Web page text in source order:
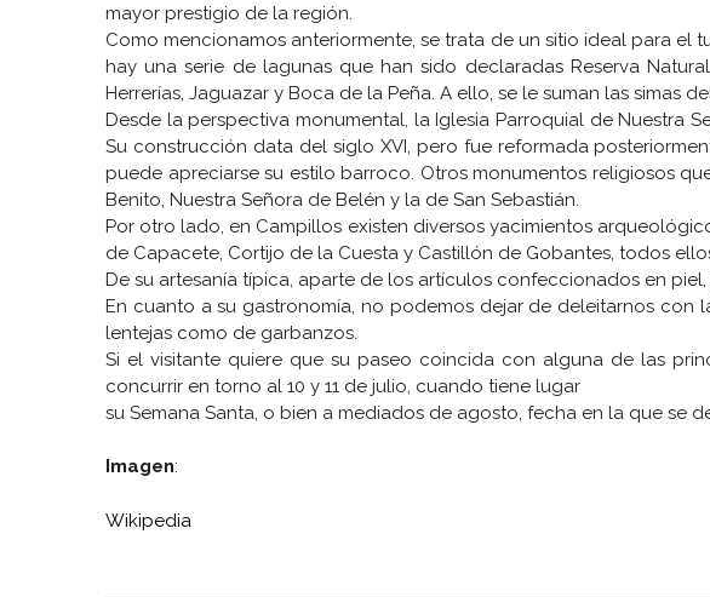
mayor prestigio de la región.
Como mencionamos anteriormente, se trata de un sitio ideal para el
hay una serie de lagunas que han sido declaradas Reserva
Herrerías, Jaguazar y Boca de la Peña. A ello, se le suman las simas
Desde la perspectiva monumental, la Iglesia Parroquial de Nuestra
Su construcción data del siglo XVI, pero fue reformada
puede apreciarse su estilo barroco. Otros monumentos religiosos
Benito, Nuestra Señora de Belén y la de San Sebastián.
Por otro lado, en Campillos existen diversos yacimientos
de Capacete, Cortijo de la Cuesta y Castillón de Gobantes, todos
De su artesanía típica, aparte de los artículos confeccionados en
En cuanto a su gastronomía, no podemos dejar de deleitarnos con
lentejas como de garbanzos.
Si el visitante quiere que su paseo coincida con alguna de las
concurrir en torno al 10 y 11 de julio, cuando tiene lugar
su Semana Santa, o bien a mediados de agosto, fecha en la que se
Imagen:
Wikipedia